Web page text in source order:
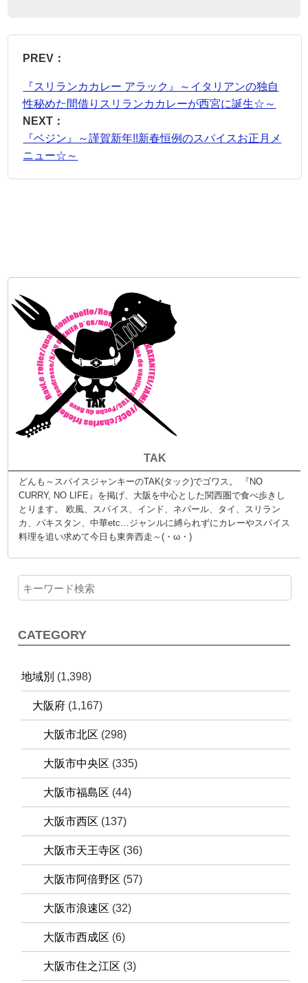
PREV：
『スリランカカレー アラック』～イタリアンの独自
性秘めた間借りスリランカカレーが西宮に誕生☆～
NEXT：
『ベジン』～謹賀新年!!新春恒例のスパイスお正月メ
ニュー☆～
TAK
どんも～スパイスジャンキーのTAK(タック)でゴワス。 『NO
CURRY, NO LIFE』を掲げ、大阪を中心とした関西圏で食べ歩きし
とります。 欧風、スパイス、インド、ネパール、タイ、スリラン
カ、パキスタン、中華etc…ジャンルに縛られずにカレーやスパイス
料理を追い求めて今日も東奔西走～(・ω・)
CATEGORY
地域別 (1,398)
大阪府 (1,167)
大阪市北区 (298)
大阪市中央区 (335)
大阪市福島区 (44)
大阪市西区 (137)
大阪市天王寺区 (36)
大阪市阿倍野区 (57)
大阪市浪速区 (32)
大阪市西成区 (6)
大阪市住之江区 (3)